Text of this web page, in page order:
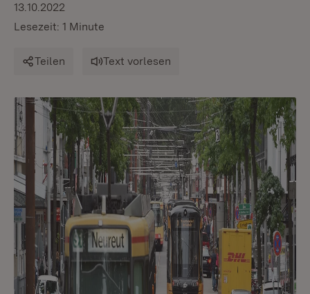
13.10.2022
Lesezeit: 1 Minute
Teilen Text vorlesen